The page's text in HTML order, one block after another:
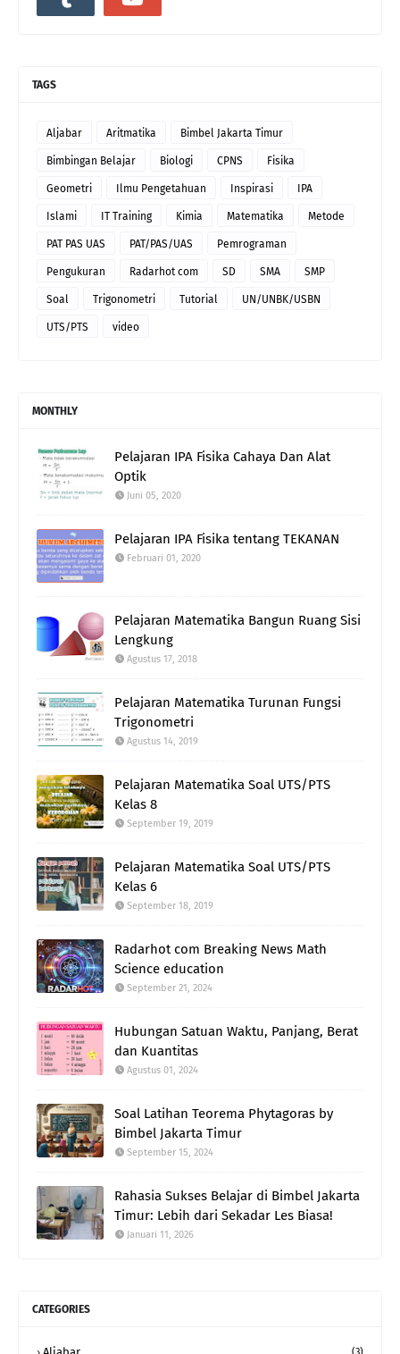
TAGS
Aljabar Aritmatika Bimbel Jakarta Timur
Bimbingan Belajar Biologi CPNS Fisika
Geometri Ilmu Pengetahuan Inspirasi IPA
Islami IT Training Kimia Matematika Metode
PAT PAS UAS PAT/PAS/UAS Pemrograman
Pengukuran Radarhot com SD SMA SMP
Soal Trigonometri Tutorial UN/UNBK/USBN
UTS/PTS video
MONTHLY
Pelajaran IPA Fisika Cahaya Dan Alat
Optik
Juni 05, 2020
Pelajaran IPA Fisika tentang TEKANAN
Februari 01, 2020
Pelajaran Matematika Bangun Ruang Sisi
Lengkung
Agustus 17, 2018
Pelajaran Matematika Turunan Fungsi
Trigonometri
Agustus 14, 2019
Pelajaran Matematika Soal UTS/PTS
Kelas 8
September 19, 2019
Pelajaran Matematika Soal UTS/PTS
Kelas 6
September 18, 2019
Radarhot com Breaking News Math
Science education
September 21, 2024
Hubungan Satuan Waktu, Panjang, Berat
dan Kuantitas
Agustus 01, 2024
Soal Latihan Teorema Phytagoras by
Bimbel Jakarta Timur
September 15, 2024
Rahasia Sukses Belajar di Bimbel Jakarta
Timur: Lebih dari Sekadar Les Biasa!
Januari 11, 2026
CATEGORIES